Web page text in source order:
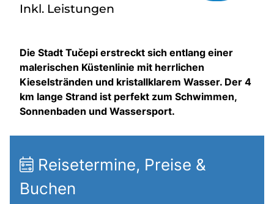
Inkl. Leistungen
Die Stadt Tučepi erstreckt sich entlang einer
malerischen Küstenlinie mit herrlichen
Kieselstränden und kristallklarem Wasser. Der 4
km lange Strand ist perfekt zum Schwimmen,
Sonnenbaden und Wassersport.
Reisetermine, Preise &
Buchen